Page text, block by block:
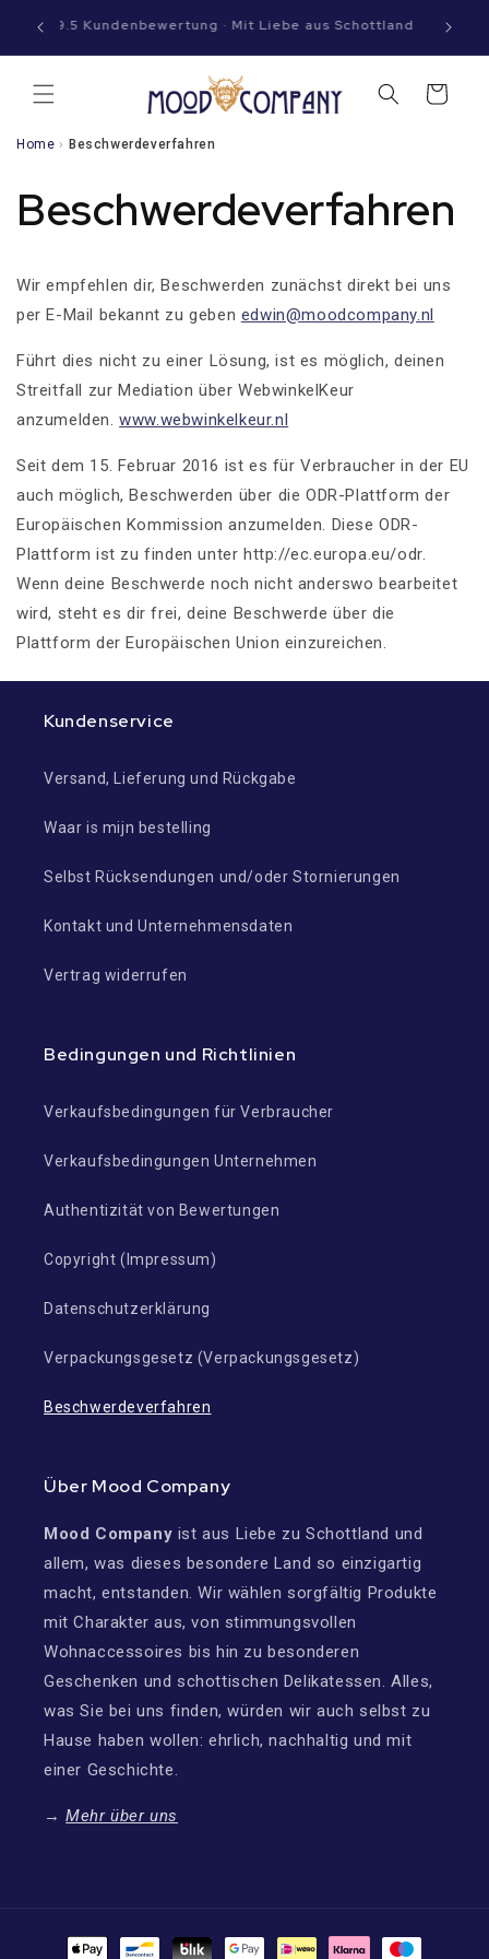
zum
macht
9.5 Kundenbewertung · Mit Liebe aus Schottland
Warenkorb
Home › Beschwerdeverfahren
Beschwerdeverfahren
Wir empfehlen dir, Beschwerden zunächst direkt bei uns
per E-Mail bekannt zu geben edwin@moodcompany.nl
Führt dies nicht zu einer Lösung, ist es möglich, deinen
Streitfall zur Mediation über WebwinkelKeur
anzumelden.www.webwinkelkeur.nl
Seit dem 15. Februar 2016 ist es für Verbraucher in der EU
auch möglich, Beschwerden über die ODR-Plattform der
Europäischen Kommission anzumelden. Diese ODR-
Plattform ist zu finden unter http://ec.europa.eu/odr.
Wenn deine Beschwerde noch nicht anderswo bearbeitet
wird, steht es dir frei, deine Beschwerde über die
Plattform der Europäischen Union einzureichen.
Kundenservice
Versand, Lieferung und Rückgabe
Waar is mijn bestelling
Selbst Rücksendungen und/oder Stornierungen
Kontakt und Unternehmensdaten
Vertrag widerrufen
Bedingungen und Richtlinien
Verkaufsbedingungen für Verbraucher
Verkaufsbedingungen Unternehmen
Authentizität von Bewertungen
Copyright (Impressum)
Datenschutzerklärung
Verpackungsgesetz (Verpackungsgesetz)
Beschwerdeverfahren
Über Mood Company
Mood Company ist aus Liebe zu Schottland und
allem, was dieses besondere Land so einzigartig
macht, entstanden. Wir wählen sorgfältig Produkte
mit Charakter aus, von stimmungsvollen
Wohnaccessoires bis hin zu besonderen
Geschenken und schottischen Delikatessen. Alles,
was Sie bei uns finden, würden wir auch selbst zu
Hause haben wollen: ehrlich, nachhaltig und mit
einer Geschichte.
→Mehr über uns
Zahlungsmethoden